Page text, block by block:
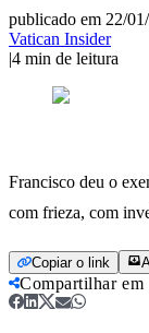
publicado em 22/
Vatican Insider
|4 min de leitura
Francisco deu o
com frieza, com
Copiar o link
Compartilhar em